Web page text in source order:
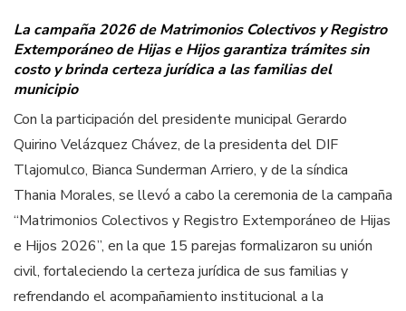
La campaña 2026 de Matrimonios Colectivos y Registro
Extemporáneo de Hijas e Hijos garantiza trámites sin
costo y brinda certeza jurídica a las familias del
municipio
Con la participación del presidente municipal Gerardo
Quirino Velázquez Chávez, de la presidenta del DIF
Tlajomulco, Bianca Sunderman Arriero, y de la síndica
Thania Morales, se llevó a cabo la ceremonia de la campaña
“Matrimonios Colectivos y Registro Extemporáneo de Hijas
e Hijos 2026”, en la que 15 parejas formalizaron su unión
civil, fortaleciendo la certeza jurídica de sus familias y
refrendando el acompañamiento institucional a la